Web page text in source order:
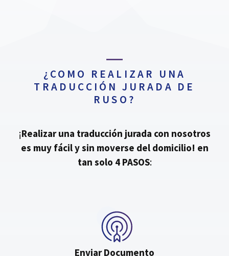
¿COMO REALIZAR UNA
TRADUCCIÓN JURADA DE
RUSO?
¡Realizar una traducción jurada con nosotros
es muy fácil y sin moverse del domicilio! en
tan solo 4 PASOS:
Enviar Documento